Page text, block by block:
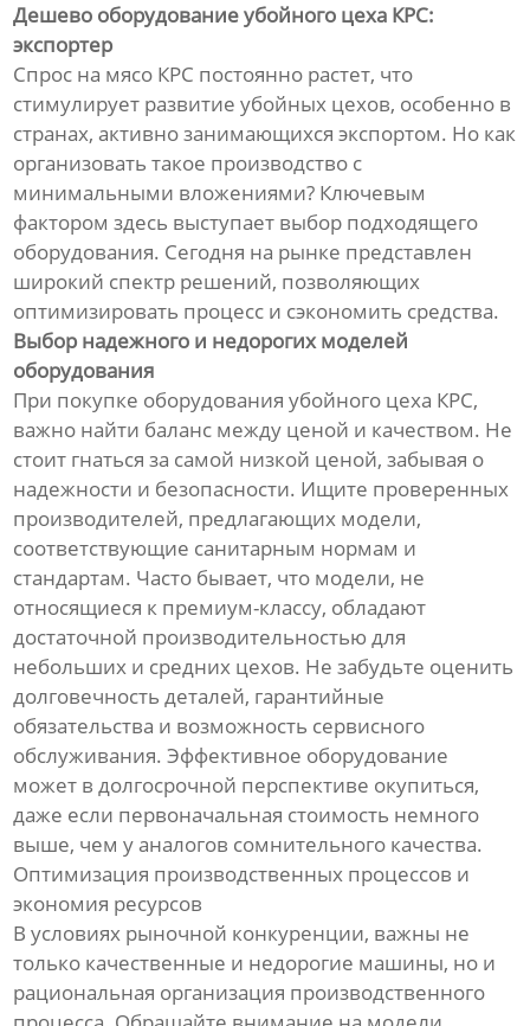
Дешево оборудование убойного цеха КРС:
экспортер
Спрос на мясо КРС постоянно растет, что
стимулирует развитие убойных цехов, особенно в
странах, активно занимающихся экспортом. Но как
организовать такое производство с
минимальными вложениями? Ключевым
фактором здесь выступает выбор подходящего
оборудования. Сегодня на рынке представлен
широкий спектр решений, позволяющих
оптимизировать процесс и сэкономить средства.
Выбор надежного и недорогих моделей
оборудования
При покупке оборудования убойного цеха КРС,
важно найти баланс между ценой и качеством. Не
стоит гнаться за самой низкой ценой, забывая о
надежности и безопасности. Ищите проверенных
производителей, предлагающих модели,
соответствующие санитарным нормам и
стандартам. Часто бывает, что модели, не
относящиеся к премиум-классу, обладают
достаточной производительностью для
небольших и средних цехов. Не забудьте оценить
долговечность деталей, гарантийные
обязательства и возможность сервисного
обслуживания. Эффективное оборудование
может в долгосрочной перспективе окупиться,
даже если первоначальная стоимость немного
выше, чем у аналогов сомнительного качества.
Оптимизация производственных процессов и
экономия ресурсов
В условиях рыночной конкуренции, важны не
только качественные и недорогие машины, но и
рациональная организация производственного